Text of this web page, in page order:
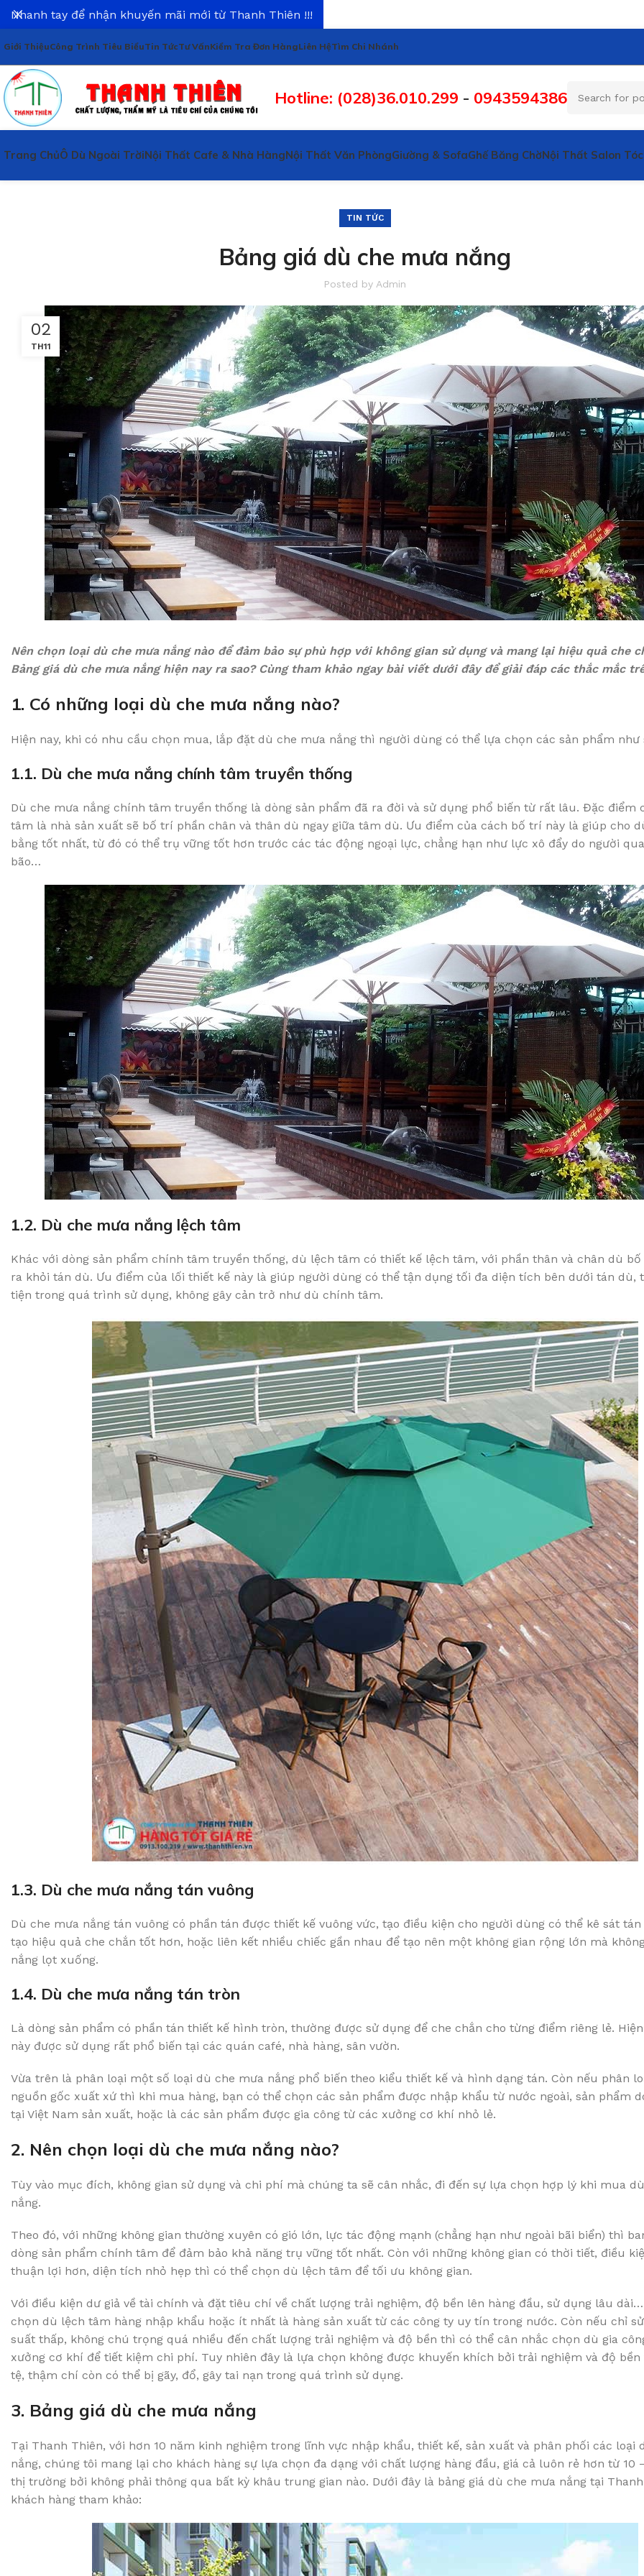
Giới ThiệuCông Trình Tiêu BiểuTin TứcTư VấnKiểm Tra Đơn HàngLiên HệTìm Chi Nhánh
Hotline: (028)36.010.299 - 0943594386
Trang ChủÔ Dù Ngoài TrờiNội Thất Cafe & Nhà HàngNội Thất Văn PhòngGiường & SofaGhế Băng ChờNội Thất Salon Tóc
TIN TỨC
Bảng giá dù che mưa nắng
Posted by Admin
02
TH11
Nên chọn loại dù che mưa nắng nào để đảm bảo sự phù hợp với không gian sử dụng và mang lại hiệu quả che
Bảng giá dù che mưa nắng hiện nay ra sao? Cùng tham khảo ngay bài viết dưới đây để giải đáp các thắc mắc
1. Có những loại dù che mưa nắng nào?
Hiện nay, khi có nhu cầu chọn mua, lắp đặt dù che mưa nắng thì người dùng có thể lựa chọn các sản phẩm như
1.1. Dù che mưa nắng chính tâm truyền thống
Dù che mưa nắng chính tâm truyền thống là dòng sản phẩm đã ra đời và sử dụng phổ biến từ rất lâu. Đặc điểm
tâm là nhà sản xuất sẽ bố trí phần chân và thân dù ngay giữa tâm dù. Ưu điểm của cách bố trí này là giúp cho
bằng tốt nhất, từ đó có thể trụ vững tốt hơn trước các tác động ngoại lực, chẳng hạn như lực xô đẩy do người
bão…
1.2. Dù che mưa nắng lệch tâm
Khác với dòng sản phẩm chính tâm truyền thống, dù lệch tâm có thiết kế lệch tâm, với phần thân và chân dù
ra khỏi tán dù. Ưu điểm của lối thiết kế này là giúp người dùng có thể tận dụng tối đa diện tích bên dưới tán dù,
tiện trong quá trình sử dụng, không gây cản trở như dù chính tâm.
1.3. Dù che mưa nắng tán vuông
Dù che mưa nắng tán vuông có phần tán được thiết kế vuông vức, tạo điều kiện cho người dùng có thể kê sát
tạo hiệu quả che chắn tốt hơn, hoặc liên kết nhiều chiếc gần nhau để tạo nên một không gian rộng lớn mà
nắng lọt xuống.
1.4. Dù che mưa nắng tán tròn
Là dòng sản phẩm có phần tán thiết kế hình tròn, thường được sử dụng để che chắn cho từng điểm riêng lẻ.
này được sử dụng rất phổ biến tại các quán café, nhà hàng, sân vườn.
Vừa trên là phân loại một số loại dù che mưa nắng phổ biến theo kiểu thiết kế và hình dạng tán. Còn nếu phân
nguồn gốc xuất xứ thì khi mua hàng, bạn có thể chọn các sản phẩm được nhập khẩu từ nước ngoài, sản phẩm
tại Việt Nam sản xuất, hoặc là các sản phẩm được gia công từ các xưởng cơ khí nhỏ lẻ.
2. Nên chọn loại dù che mưa nắng nào?
Tùy vào mục đích, không gian sử dụng và chi phí mà chúng ta sẽ cân nhắc, đi đến sự lựa chọn hợp lý khi mua
nắng.
Theo đó, với những không gian thường xuyên có gió lớn, lực tác động mạnh (chẳng hạn như ngoài bãi biển) thì
dòng sản phẩm chính tâm để đảm bảo khả năng trụ vững tốt nhất. Còn với những không gian có thời tiết, điều
thuận lợi hơn, diện tích nhỏ hẹp thì có thể chọn dù lệch tâm để tối ưu không gian.
Với điều kiện dư giả về tài chính và đặt tiêu chí về chất lượng trải nghiệm, độ bền lên hàng đầu, sử dụng lâu
chọn dù lệch tâm hàng nhập khẩu hoặc ít nhất là hàng sản xuất từ các công ty uy tín trong nước. Còn nếu chỉ
suất thấp, không chú trọng quá nhiều đến chất lượng trải nghiệm và độ bền thì có thể cân nhắc chọn dù gia
xưởng cơ khí để tiết kiệm chi phí. Tuy nhiên đây là lựa chọn không được khuyến khích bởi trải nghiệm và độ
tệ, thậm chí còn có thể bị gãy, đổ, gây tai nạn trong quá trình sử dụng.
3. Bảng giá dù che mưa nắng
Tại Thanh Thiên, với hơn 10 năm kinh nghiệm trong lĩnh vực nhập khẩu, thiết kế, sản xuất và phân phối các loại
nắng, chúng tôi mang lại cho khách hàng sự lựa chọn đa dạng với chất lượng hàng đầu, giá cả luôn rẻ hơn từ 10
thị trường bởi không phải thông qua bất kỳ khâu trung gian nào. Dưới đây là bảng giá dù che mưa nắng tại
khách hàng tham khảo:
Nhanh tay để nhận khuyến mãi mới từ Thanh Thiên !!!